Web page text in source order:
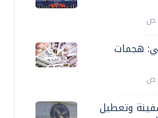
هجمات
تغيير مسار 51 سفينة وتعطيل